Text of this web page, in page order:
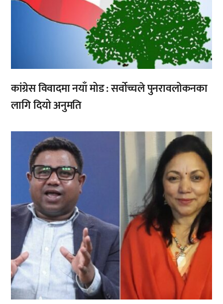
कांग्रेस विवादमा नयाँ मोड : सर्वोच्चले पुनरावलोकनका
लागि दियो अनुमति